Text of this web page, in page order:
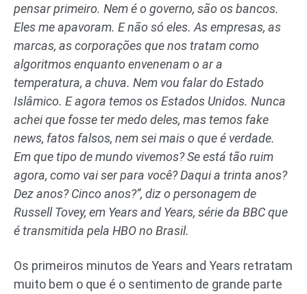
pensar primeiro. Nem é o governo, são os bancos.
Eles me apavoram. E não só eles. As empresas, as
marcas, as corporações que nos tratam como
algoritmos enquanto envenenam o ar a
temperatura, a chuva. Nem vou falar do Estado
Islâmico. E agora temos os Estados Unidos. Nunca
achei que fosse ter medo deles, mas temos fake
news, fatos falsos, nem sei mais o que é verdade.
Em que tipo de mundo vivemos? Se está tão ruim
agora, como vai ser para você? Daqui a trinta anos?
Dez anos? Cinco anos?”, diz o personagem de
Russell Tovey, em Years and Years, série da BBC que
é transmitida pela HBO no Brasil.
Os primeiros minutos de Years and Years retratam
muito bem o que é o sentimento de grande parte